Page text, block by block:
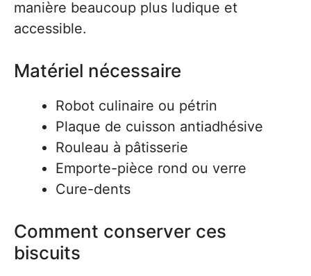
manière beaucoup plus ludique et
accessible.
Matériel nécessaire
Robot culinaire ou pétrin
Plaque de cuisson antiadhésive
Rouleau à pâtisserie
Emporte-pièce rond ou verre
Cure-dents
Comment conserver ces
biscuits